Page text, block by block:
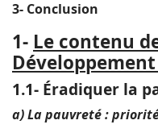
3- Conclusion
1- Le contenu
1.1- Éradiquer la
a) La pauvreté :